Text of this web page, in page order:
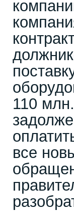
110
все